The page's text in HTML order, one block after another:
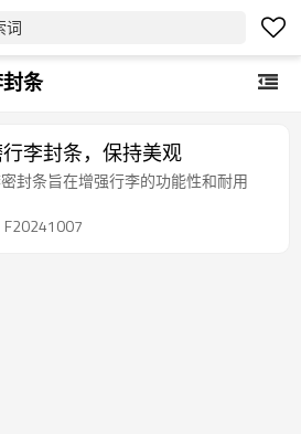
词
条
李封条，保持美观
封条旨在增强行李的功能性和耐用